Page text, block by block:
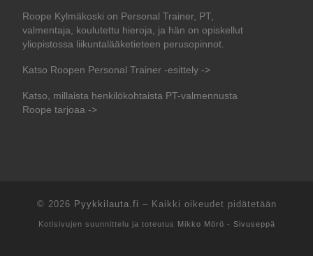
Roope Kylmäkoski on Personal Trainer, PT,
valmentaja, koulutettu hieroja, ja hän on opiskellut
yliopistossa liikuntalääketieteen perusopinnot.
Katso Roopen Personal Trainer -esittely ->
Katso, millaista henkilökohtaista PT-valmennusta
Roope tarjoaa ->
© 2026 Pyykkilauta.fi – Kaikki oikeudet pidätetään
Kotisivujen suunnittelu ja toteutus Mikko Mörö - Sivuseppä